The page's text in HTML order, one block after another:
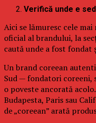
Verifică unde e
Aici se lămuresc cele
oficial al brandului, la
caută unde a fost fondat
Un brand coreean
Sud — fondatori coreeni,
o poveste ancorată
Budapesta, Paris sau
de „coreean” arată